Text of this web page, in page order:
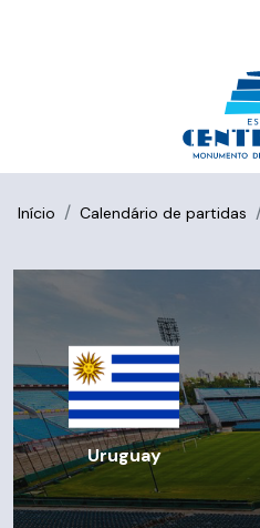
Início Calendário de partidas
Uruguay